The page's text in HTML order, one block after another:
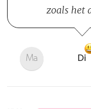
zoals het
Ma Di